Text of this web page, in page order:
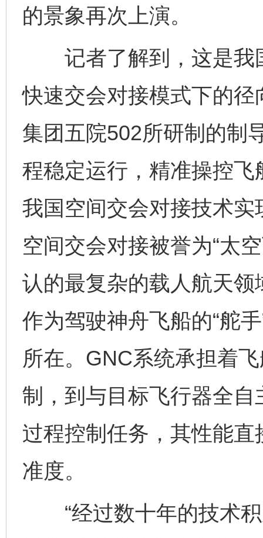
的景象再次上演。
记者了解到，这是我
快速交会对接模式下的
集团五院502所研制的制
程稳定运行，精准操控
我国空间交会对接技术实
空间交会对接被誉为“太
认的最复杂的载人航天
作为驾驶神舟飞船的“舵
所在。GNC系统承担着
制，到与目标飞行器全
过程控制任务，其性能
准度。
“经过数十年的技术积